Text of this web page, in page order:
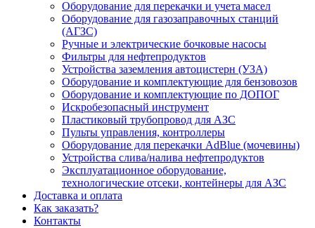
Оборудование для перекачки и учета масел
Оборудование для газозаправочных станций
(АГЗС)
Ручные и электрические бочковые насосы
Фильтры для нефтепродуктов
Устройства заземления автоцистерн (УЗА)
Оборудование и комплектующие для бензовозов
Оборудование и комплектующие по ДОПОГ
Искробезопасный инструмент
Пластиковый трубопровод для АЗС
Пульты управления, контроллеры
Оборудование для перекачки AdBlue (мочевины)
Устройства слива/налива нефтепродуктов
Эксплуатационное оборудование,
технологические отсеки, контейнеры для АЗС
Доставка и оплата
Как заказать?
Контакты